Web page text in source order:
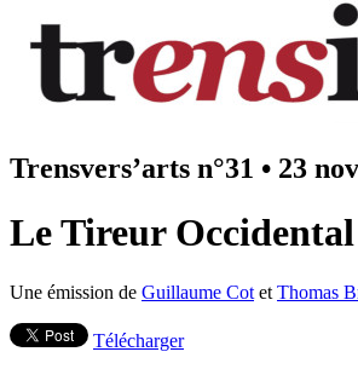
Trensvers’arts n°31 • 23
Le Tireur Occidental
Une émission de Guillaume Cot et Thomas
Télécharger